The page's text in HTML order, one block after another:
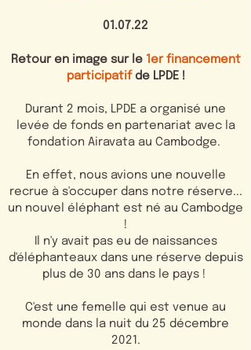
01.07.22
Retour en image sur le 1er financement
participatifde LPDE !
Durant 2 mois, LPDE a organisé une
levée de fonds en partenariat avec la
fondation Airavata au Cambodge.
En effet, nous avions une nouvelle
recrue à s'occuper dans notre réserve...
un nouvel éléphant est né au Cambodge
!
Il n'y avait pas eu de naissances
d'éléphanteaux dans une réserve depuis
plus de 30 ans dans le pays !
C'est une femelle qui est venue au
monde dans la nuit du 25 décembre
2021.